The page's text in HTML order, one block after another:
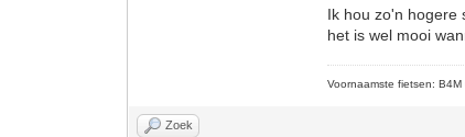
Ik hou zo'n hogere
het is wel mooi
Voornaamste fietsen:
Zoek